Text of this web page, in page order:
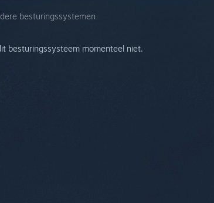
besturingssystemen
besturingssysteem momenteel niet.